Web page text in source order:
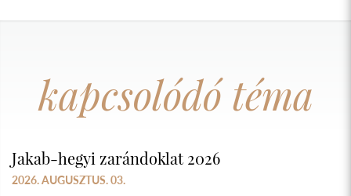
kapcsolódó téma
Jakab-hegyi zarándoklat 2026
2026. AUGUSZTUS. 03.